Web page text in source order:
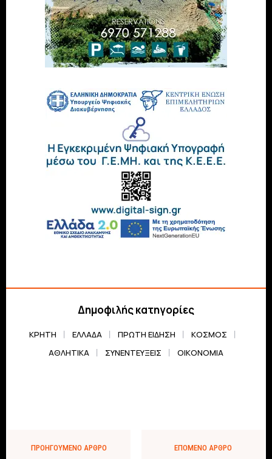
Δημοφιλής κατηγορίες
ΚΡΗΤΗ ΕΛΛΆΔΑ ΠΡΏΤΗ ΕΊΔΗΣΗ
ΚΌΣΜΟΣ
ΑΘΛΗΤΙΚΆ
ΣΥΝΕΝΤΕΎΞΕΙΣ ΟΙΚΟΝΟΜΊΑ
ΠΡΟΗΓΟΎΜΕΝΟ ΆΡΘΡΟ ΕΠΌΜΕΝΟ ΆΡΘΡΟ